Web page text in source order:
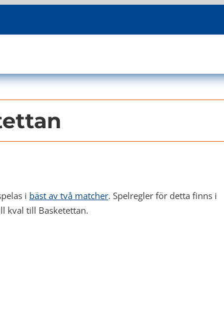
i bäst av två matcher. Spelregler för detta finns i
kval till Basketettan.